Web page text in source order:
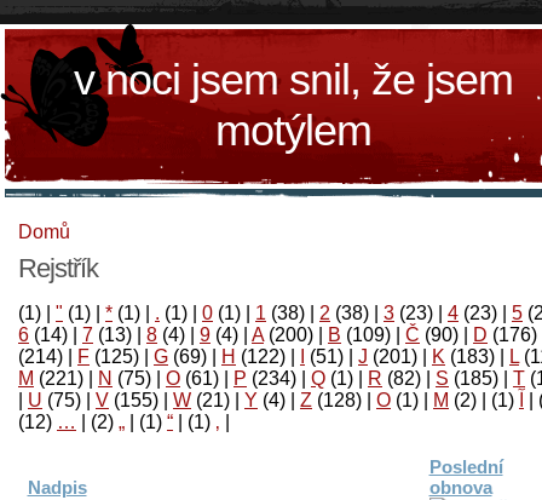
v noci jsem snil, že jsem
motýlem
Domů
Rejstřík
(1) " (1) * (1) . (1) 0 (1) 1 (38) 2 (38) 3 (23) 4 (23) 5
6 (14) 7 (13) 8 (4) 9 (4) A(200) B (109) Č (90) D (176)
(214)
F (125) G (69) H (122) (51) J (201) K (183) L
M (221) N (75) O (61) P (234) Q (1) R (82) S (185) T
U (75) V (155) W (21) Y (4) Z (128) Ο (1) М (2)
(1)
‚
(1)
“
(1)
„
(2)
…
(12)
Nadpis
Poslední
obnova